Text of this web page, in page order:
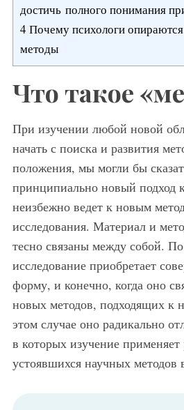
достичь полного понимания
4 Почему психологи
методы
Что такое
При изучении любой новой
начать с поиска и развития
положения, мы могли бы
принципиально новый подход
неизбежно ведет к новым
исследования. Материал и
тесно связаны между собой.
исследование приобретает
форму, и конечно, когда оно
новых методов, подходящих к
этом случае оно радикально
в которых изучение
устоявшихся научных методов